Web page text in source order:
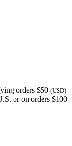
orders $50 (USD)
or on orders $100